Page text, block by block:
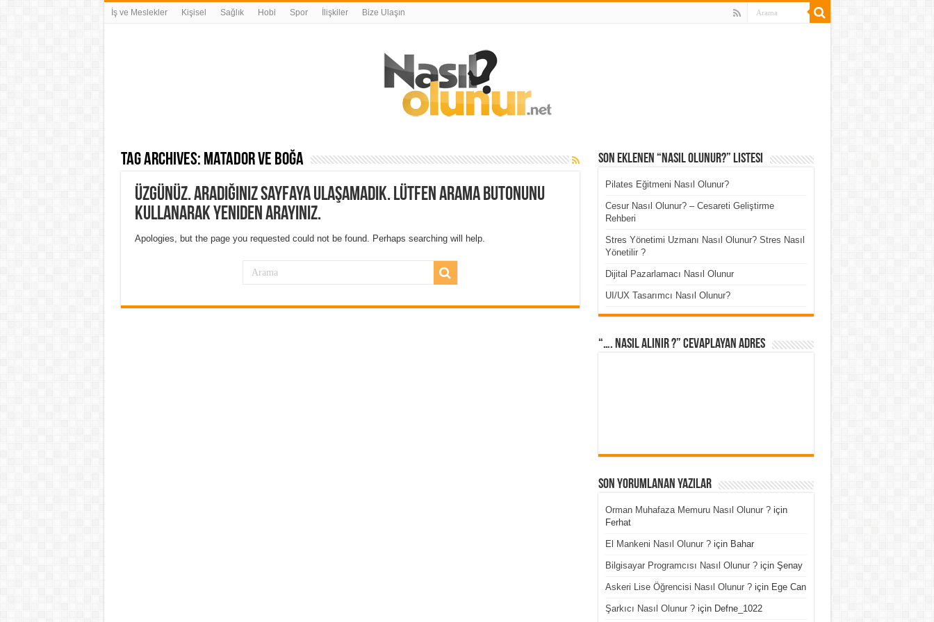
İş ve Meslekler Kişisel Sağlık Hobi Spor İlişkiler Bize Ulaşın
Tag Archives: matador ve boğa
Üzgünüz. Aradığınız sayfaya ulaşamadık. Lütfen arama butonunu
kullanarak yeniden arayınız.
Apologies, but the page you requested could not be found. Perhaps searching will help.
Son Eklenen “Nasıl Olunur?” Listesi
Pilates Eğitmeni Nasıl Olunur?
Cesur Nasıl Olunur? – Cesareti Geliştirme
Rehberi
Stres Yönetimi Uzmanı Nasıl Olunur? Stres Nasıl
Yönetilir ?
Dijital Pazarlamacı Nasıl Olunur
UI/UX Tasarımcı Nasıl Olunur?
“…. Nasıl Alınır ?” cevaplayan adres
Son Yorumlanan Yazılar
Orman Muhafaza Memuru Nasıl Olunur ?için
Ferhat
El Mankeni Nasıl Olunur ?için Bahar
Bilgisayar Programcısı Nasıl Olunur ?için Şenay
Askeri Lise Öğrencisi Nasıl Olunur ?için Ege Can
Şarkıcı Nasıl Olunur ?için Defne_1022